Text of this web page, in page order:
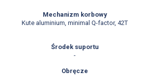
Mechanizm korbowy
Kute aluminium, minimal Q-factor, 42T
Środek suportu
-
Obręcze